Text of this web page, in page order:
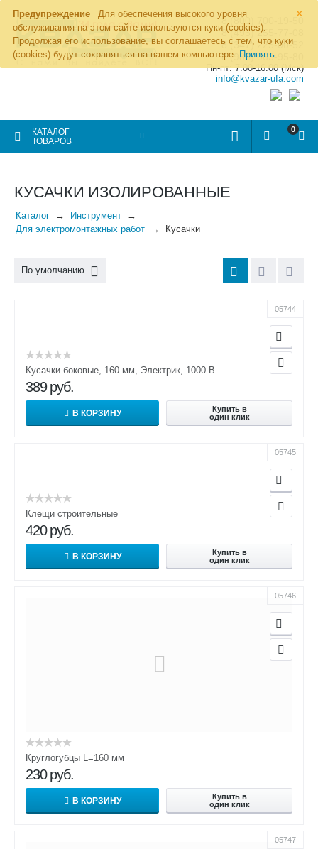
×
Предупреждение
Для обеспечения высокого уровня
обслуживания на этом сайте используются куки (cookies).
Продолжая его использование, вы соглашаетесь с тем, что куки
(cookies) будут сохраняться на вашем компьютере: Принять
8 (800) 700-19-50
8 (495) 255-77-08
8 (347) 225-00-52
8 (986) 963-95-80
Пн-пт: 7.00-16.00 (Мск)
info@kvazar-ufa.com
КАТАЛОГ
ТОВАРОВ
0
КУСАЧКИ ИЗОЛИРОВАННЫЕ
Каталог
Инструмент
Для электромонтажных работ
Кусачки
По умолчанию
05744
Кусачки боковые, 160 мм, Электрик, 1000 В
389 руб.
В КОРЗИНУ
Купить в
один клик
05745
Клещи строительные
420 руб.
В КОРЗИНУ
Купить в
один клик
05746
Круглогубцы L=160 мм
230 руб.
В КОРЗИНУ
Купить в
один клик
05747